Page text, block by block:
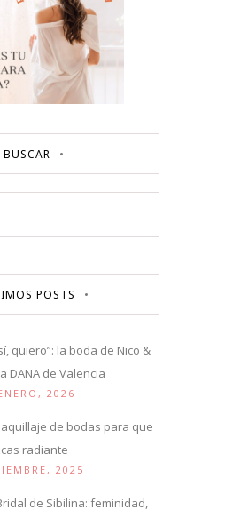
BUSCAR
POSTS
quiero”: la boda de Nico &
DANA de Valencia
2026
de bodas para que
radiante
2025
de Sibilina: feminidad,